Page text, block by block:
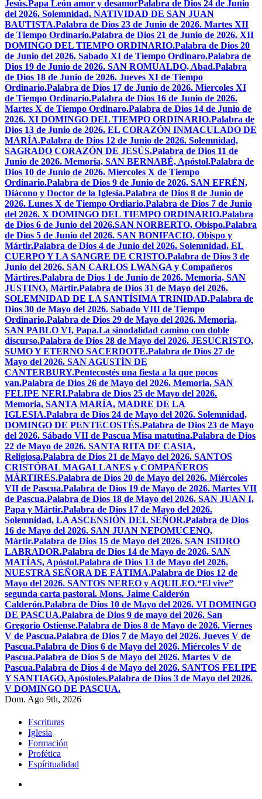
Jesús.Papa León amor y desamorPalabra de Dios 24 de Junio
del 2026. Solemnidad, NATIVIDAD DE SAN JUAN
BAUTISTA.Palabra de Dios 23 de Junio de 2026. Martes XII
de Tiempo Ordinario.Palabra de Dios 21 de Junio de 2026. XII
DOMINGO DEL TIEMPO ORDINARIO.Palabra de Dios 20
de Junio del 2026. Sabado XI de Tiempo Ordinaro.Palabra de
Dios 19 de Junio de 2026. SAN ROMUALDO, Abad.Palabra
de Dios 18 de Junio de 2026. Jueves XI de Tiempo
Ordinario.Palabra de Dios 17 de Junio de 2026. Miercoles XI
de Tiempo Ordinario.Palabra de Dios 16 de Junio de 2026.
Martes X de Tiempo Ordinaro.Palabra de Dios 14 de Junio de
2026. XI DOMINGO DEL TIEMPO ORDINARIO.Palabra de
Dios 13 de Junio de 2026. EL CORAZÓN INMACULADO DE
MARÍA.Palabra de Dios 12 de Junio de 2026. Solemnidad,
SAGRADO CORAZÓN DE JESÚS.Palabra de Dios 11 de
Junio de 2026. Memoria, SAN BERNABÉ, Apóstol.Palabra de
Dios 10 de Junio de 2026. Miercoles X de Tiempo
Ordinario.Palabra de Dios 9 de Junio de 2026. SAN EFRÉN,
Diácono y Doctor de la Iglesia.Palabra de Dios 8 de Junio de
2026. Lunes X de Tiempo Ordiario.Palabra de Dios 7 de Junio
del 2026. X DOMINGO DEL TIEMPO ORDINARIO.Palabra
de Dios 6 de Junio del 2026.SAN NORBERTO, Obispo.Palabra
de Dios 5 de Junio del 2026. SAN BONIFACIO, Obispo y
Mártir.Palabra de Dios 4 de Junio del 2026. Solemnidad, EL
CUERPO Y LA SANGRE DE CRISTO.Palabra de Dios 3 de
Junio del 2026. SAN CARLOS LWANGA y Compañeros
Mártires.Palabra de Dios 1 de Junio de 2026. Memoria, SAN
JUSTINO, Mártir.Palabra de Dios 31 de Mayo del 2026.
SOLEMNIDAD DE LA SANTÍSIMA TRINIDAD.Palabra de
Dios 30 de Mayo del 2026. Sabado VIII de Tiempo
Ordinario.Palabra de Dios 29 de Mayo del 2026. Memoria,
SAN PABLO VI, Papa.La sinodalidad camino con doble
discurso.Palabra de Dios 28 de Mayo del 2026. JESUCRISTO,
SUMO Y ETERNO SACERDOTE.Palabra de Dios 27 de
Mayo del 2026. SAN AGUSTÍN DE
CANTERBURY.Pentecostés una fiesta a la que pocos
van.Palabra de Dios 26 de Mayo del 2026. Memoria, SAN
FELIPE NERI.Palabra de Dios 25 de Mayo del 2026.
Memoria, SANTA MARÍA, MADRE DE LA
IGLESIA.Palabra de Dios 24 de Mayo del 2026. Solemnidad,
DOMINGO DE PENTECOSTÉS.Palabra de Dios 23 de Mayo
del 2026. Sábado VII de Pascua Misa matutina.Palabra de Dios
22 de Mayo de 2026. SANTA RITA DE CASIA,
Religiosa.Palabra de Dios 21 de Mayo del 2026. SANTOS
CRISTÓBAL MAGALLANES y COMPAÑEROS
MÁRTIRES.Palabra de Dios 20 de Mayo del 2026. Miércoles
VII de Pascua.Palabra de Dios 19 de Mayo de 2026. Martes VII
de Pascua.Palabra de Dios 18 de Mayo del 2026. SAN JUAN I,
Papa y Mártir.Palabra de Dios 17 de Mayo del 2026.
Solemnidad, LA ASCENSIÓN DEL SEÑOR.Palabra de Dios
16 de Mayo del 2026. SAN JUAN NEPOMUCENO,
Mártir.Palabra de Dios 15 de Mayo del 2026. SAN ISIDRO
LABRADOR.Palabra de Dios 14 de Mayo de 2026. SAN
MATÍAS, Apóstol.Palabra de Dios 13 de Mayo del 2026.
NUESTRA SEÑORA DE FÁTIMA.Palabra de Dios 12 de
Mayo del 2026. SANTOS NEREO y AQUILEO.“El vive”
segunda carta pastoral. Mons. Jaime Calderón
Calderón.Palabra de Dios 10 de Mayo del 2026. VI DOMINGO
DE PASCUA.Palabra de Dios 9 de mayo del 2026. San
Gregorio Ostiense.Palabra de Dios 8 de Mayo de 2026. Viernes
V de Pascua.Palabra de Dios 7 de Mayo del 2026. Jueves V de
Pascua.Palabra de Dios 6 de Mayo del 2026. Miércoles V de
Pascua.Palabra de Dios 5 de Mayo del 2026. Martes V de
Pascua.Palabra de Dios 4 de Mayo del 2026. SANTOS FELIPE
Y SANTIAGO, Apóstoles.Palabra de Dios 3 de Mayo del 2026.
V DOMINGO DE PASCUA.
Dom. Ago 9th, 2026
Escrituras
Iglesia
Formación
Profética
Espíritualidad